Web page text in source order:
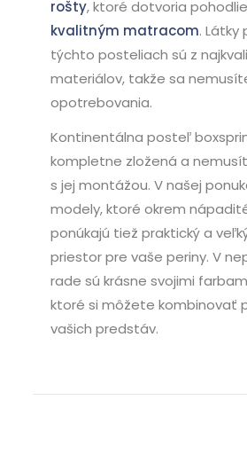
rošty, ktoré dotvoria
kvalitným matracom. Látky
týchto posteliach sú z
materiálov, takže sa
opotrebovania.
Kontinentálna posteľ
kompletne zložená a
s jej montážou. V našej
modely, ktoré okrem
ponúkajú tiež praktický a
priestor pre vaše periny. V
rade sú krásne svojimi
ktoré si môžete kombinovať
vašich predstáv.